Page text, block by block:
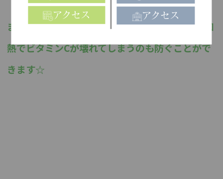
また、お浸しにするより、炒め物にすることで加
熱でビタミンCが壊れてしまうのも防ぐことがで
きます☆
アクセス アクセス